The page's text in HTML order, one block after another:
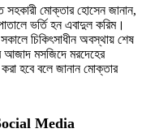
সহকারী মোক্তার হোসেন জানান,
ভর্তি হন এবাদুল করিম।
চিকিৎসাধীন অবস্থায় শেষ
মসজিদে মরদেহের
হবে বলে জানান মোক্তার
Media